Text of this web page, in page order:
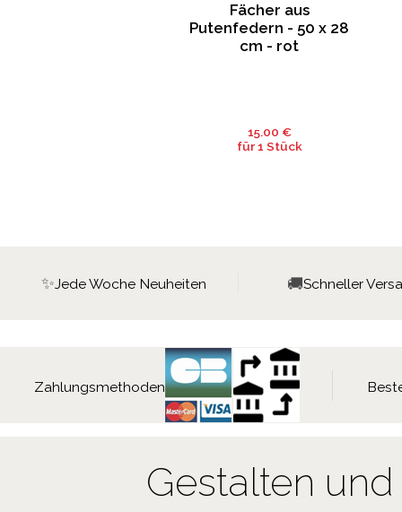
Fächer aus
Putenfedern - 50 x 28
cm - rot
15.00 €
für 1 Stück
✨Jede Woche Neuheiten 🚚Schneller
Zahlungsmethoden
Gestalten